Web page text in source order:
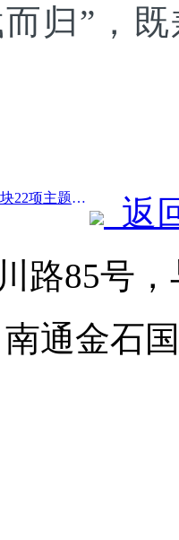
归”，
前一篇：文旅部：推出7大板块22项主题活动
返
路85号
南通金